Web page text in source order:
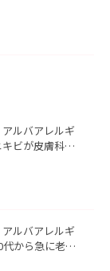
ルバアレルギ
ビが皮膚科で
ルバアレルギ
から急に老け